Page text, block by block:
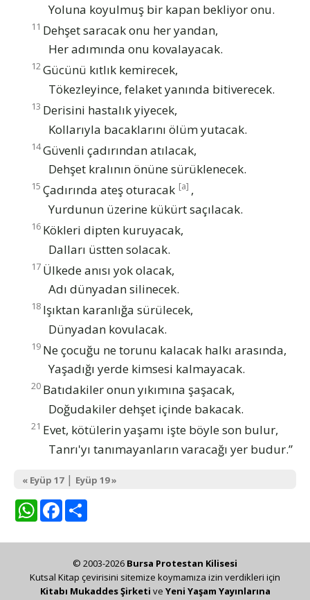
Yoluna koyulmuş bir kapan bekliyor onu.
11 Dehşet saracak onu her yandan,
Her adımında onu kovalayacak.
12Gücünü kıtlık kemirecek,
Tökezleyince, felaket yanında bitiverecek.
13 Derisini hastalık yiyecek,
Kollarıyla bacaklarını ölüm yutacak.
14Güvenli çadırından atılacak,
Dehşet kralının önüne sürüklenecek.
15 Çadırında ateş oturacak [a] ,
Yurdunun üzerine kükürt saçılacak.
16 Kökleri dipten kuruyacak,
Dalları üstten solacak.
17 Ülkede anısı yok olacak,
Adı dünyadan silinecek.
18 Işıktan karanlığa sürülecek,
Dünyadan kovulacak.
19 Ne çocuğu ne torunu kalacak halkı arasında,
Yaşadığı yerde kimsesi kalmayacak.
20 Batıdakiler onun yıkımına şaşacak,
Doğudakiler dehşet içinde bakacak.
21 Evet, kötülerin yaşamı işte böyle son bulur,
Tanrı'yı tanımayanların varacağı yer budur.”
« Eyüp 17| Eyüp 19 »
WhatsAppFacebook
© 2003-2026 Bursa Protestan Kilisesi
Kutsal Kitap çevirisini sitemize koymamıza izin verdikleri için
Kitabı Mukaddes Şirketi ve Yeni Yaşam Yayınlarına